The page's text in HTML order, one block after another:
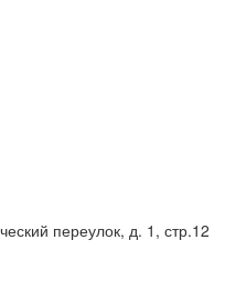
переулок, д. 1, стр.12